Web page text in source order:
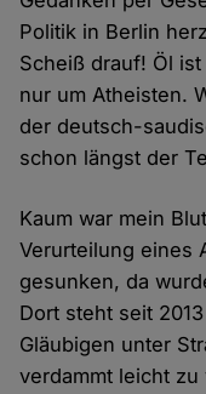
Politik in Berlin
Scheiß drauf! Öl
nur um Atheisten.
der deutsch-
schon längst der
Kaum war mein
Verurteilung eines
gesunken, da
Dort steht seit
Gläubigen unter
verdammt leicht